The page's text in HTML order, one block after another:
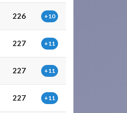
226 +10
227 +11
227 +11
227 +11